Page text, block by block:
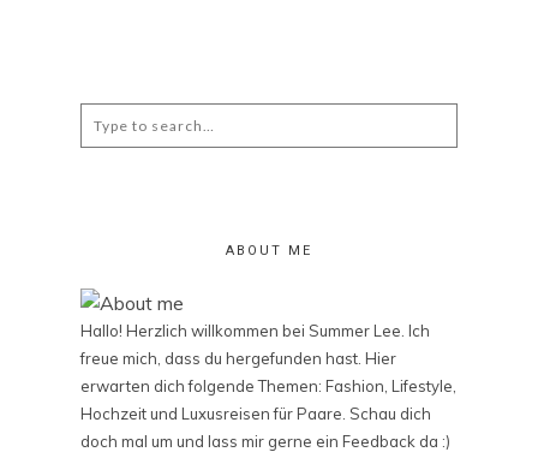
for:
ABOUT ME
Hallo! Herzlich willkommen bei Summer Lee. Ich
freue mich, dass du hergefunden hast. Hier
erwarten dich folgende Themen: Fashion, Lifestyle,
Hochzeit und Luxusreisen für Paare. Schau dich
doch mal um und lass mir gerne ein Feedback da :)